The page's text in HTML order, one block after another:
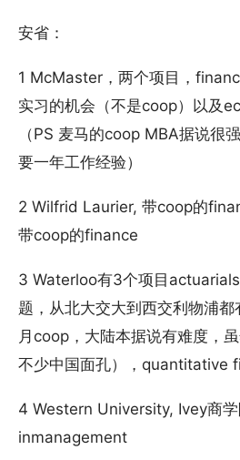
安省：
1 McMaster，两个项目，
实习的机会（不是coop）以及
（PS 麦马的coop MBA据说很
要一年工作经验）
2 Wilfrid Laurier, 带coop的
带coop的finance
3 Waterloo有3个项目
题，从北大交大到西交利物浦
月coop，大陆本据说有难度，
不少中国面孔），quantitative
4 Western University, Ivey商
inmanagement